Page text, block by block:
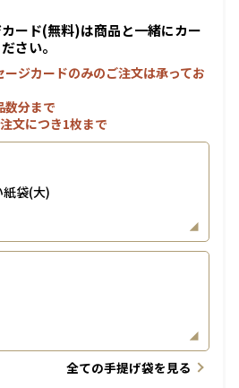
ード(無料)は商品と一緒にカー
さい。
ジカードのみのご注文は承ってお
分まで
文につき1枚まで
紙袋(大)
全ての手提げ袋を見る